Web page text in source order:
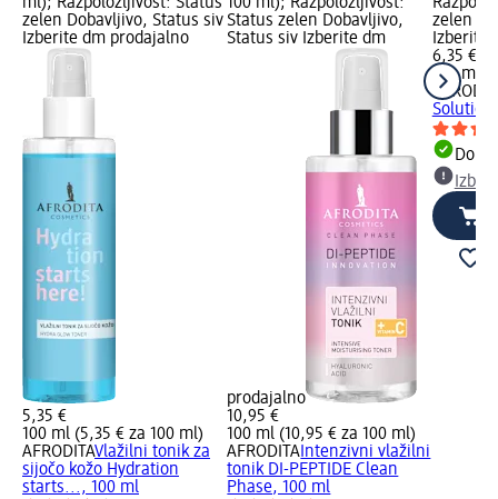
ml); Razpoložljivost: Status
zelen Dobavljivo, Status siv
Izberite dm prodajalno
5,35 €
100 ml (5,35 € za 100 ml)
AFRODITAVlažilni tonik za
sijočo kožo Hydration
starts..., 100 ml
100 ml); Razpoložljivost:
Status zelen Dobavljivo,
Status siv Izberite dm
prodajalno
10,95 €
100 ml (10,95 € za 100 ml)
AFRODITAIntenzivni vlažilni
tonik DI-PEPTIDE Clean
Phase, 100 ml
zelen
Izberite
6,35 €
100 ml
Solution